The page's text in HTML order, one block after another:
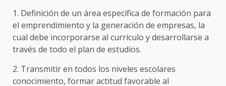
1. Definición de un área específica de formación para
el emprendimiento y la generación de empresas, la
cual debe incorporarse al currículo y desarrollarse a
través de todo el plan de estudios.
2. Transmitir en todos los niveles escolares
conocimiento, formar actitud favorable al